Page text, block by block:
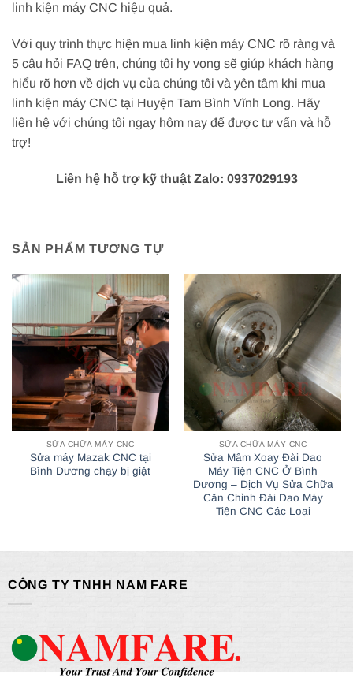
linh kiện máy CNC hiệu quả.
Với quy trình thực hiện mua linh kiện máy CNC rõ ràng và
5 câu hỏi FAQ trên, chúng tôi hy vọng sẽ giúp khách hàng
hiểu rõ hơn về dịch vụ của chúng tôi và yên tâm khi mua
linh kiện máy CNC tại Huyện Tam Bình Vĩnh Long. Hãy
liên hệ với chúng tôi ngay hôm nay để được tư vấn và hỗ
trợ!
Liên hệ hỗ trợ kỹ thuật Zalo: 0937029193
SẢN PHẨM TƯƠNG TỰ
SỬA CHỮA MÁY CNC
Sửa máy Mazak CNC tại
Bình Dương chạy bị giật
SỬA CHỮA MÁY CNC
Sửa Mâm Xoay Đài Dao
Máy Tiện CNC Ở Bình
Dương – Dịch Vụ Sửa Chữa
Căn Chỉnh Đài Dao Máy
Tiện CNC Các Loại
CÔNG TY TNHH NAM FARE